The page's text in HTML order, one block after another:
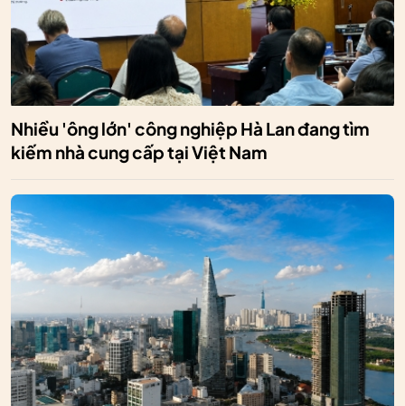
Nhiều 'ông lớn' công nghiệp Hà Lan đang tìm
kiếm nhà cung cấp tại Việt Nam